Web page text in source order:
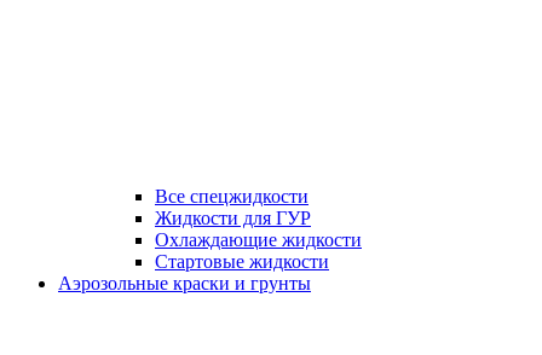
Все спецжидкости
Жидкости для ГУР
Охлаждающие жидкости
Стартовые жидкости
Аэрозольные краски и грунты